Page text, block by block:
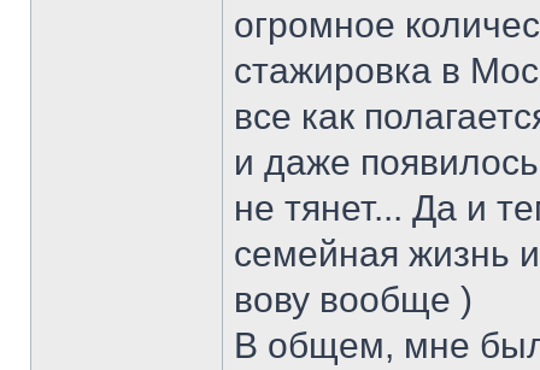
огромное
стажировка в
все как
и даже
не тянет... Да и
семейная жизнь
вову вообще )
В общем, мне